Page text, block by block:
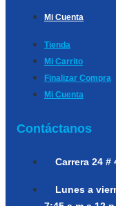
Mi Cuenta
Tienda
Mi Carrito
Finalizar Compra
Mi Cuenta
Contáctanos
Carrera 24 #
Lunes a